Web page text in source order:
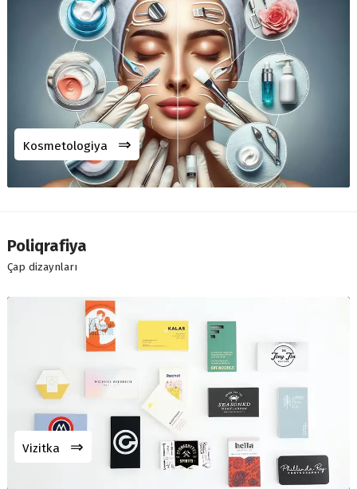
Kosmetologiya ⇒
Poliqrafiya
Çap dizaynları
Vizitka ⇒